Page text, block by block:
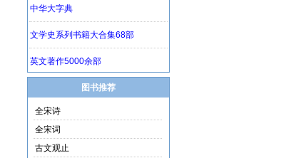
图书推荐
全宋诗
全宋词
古文观止